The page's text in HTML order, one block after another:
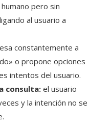
pero sin
al usuario a
constantemente a
o propone opciones
intentos del usuario.
consulta: el usuario
y la intención no se